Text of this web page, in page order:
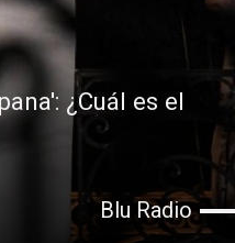
¿Cuál es el
Blu Radio